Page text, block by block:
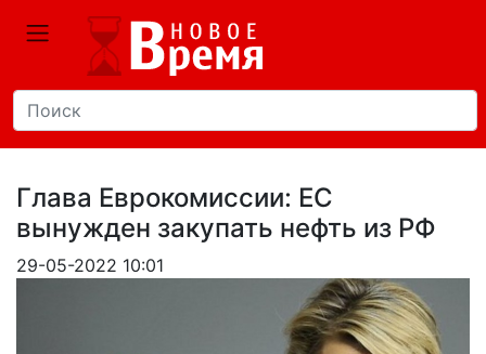
Глава Еврокомиссии: ЕС
вынужден закупать нефть из РФ
29-05-2022 10:01